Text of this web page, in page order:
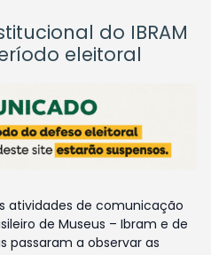
do IBRAM
eleitoral
atividades de comunicação
de Museus – Ibram e de
passaram a observar as